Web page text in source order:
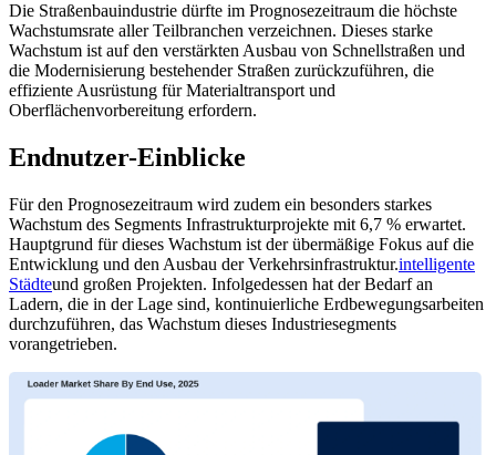
Die Straßenbauindustrie dürfte im Prognosezeitraum die höchste
Wachstumsrate aller Teilbranchen verzeichnen. Dieses starke
Wachstum ist auf den verstärkten Ausbau von Schnellstraßen und
die Modernisierung bestehender Straßen zurückzuführen, die
effiziente Ausrüstung für Materialtransport und
Oberflächenvorbereitung erfordern.
Endnutzer-Einblicke
Für den Prognosezeitraum wird zudem ein besonders starkes
Wachstum des Segments Infrastrukturprojekte mit 6,7 % erwartet.
Hauptgrund für dieses Wachstum ist der übermäßige Fokus auf die
Entwicklung und den Ausbau der Verkehrsinfrastruktur.intelligente
Städteund großen Projekten. Infolgedessen hat der Bedarf an
Ladern, die in der Lage sind, kontinuierliche Erdbewegungsarbeiten
durchzuführen, das Wachstum dieses Industriesegments
vorangetrieben.